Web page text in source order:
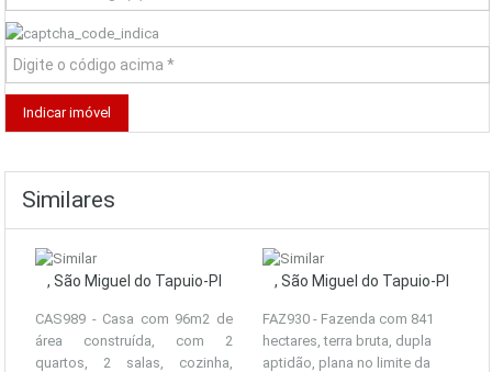
Similares
, São Miguel do Tapuio-PI
CAS989 - Casa com 96m2 de
área construída, com 2
quartos, 2 salas, cozinha,
, São Miguel do Tapuio-PI
FAZ930 - Fazenda com 841
hectares, terra bruta, dupla
aptidão, plana no limite da